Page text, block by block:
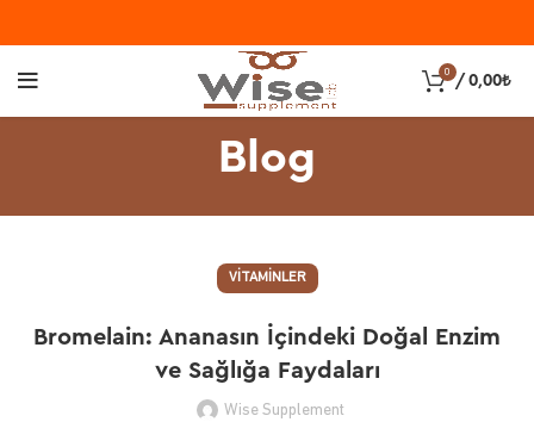
0
/ 0,00₺
Blog
VITAMINLER
Bromelain: Ananasın İçindeki Doğal Enzim
ve Sağlığa Faydaları
Wise Supplement